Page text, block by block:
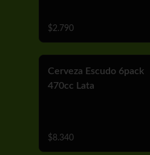
$2.790
Cerveza Escudo 6pack
470cc Lata
$8.340